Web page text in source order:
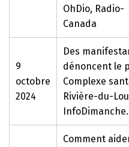
OhDio, Radio-
Canada
9
octobre
2024
Des
dénoncent le
Complexe
Rivière-du-
Comment